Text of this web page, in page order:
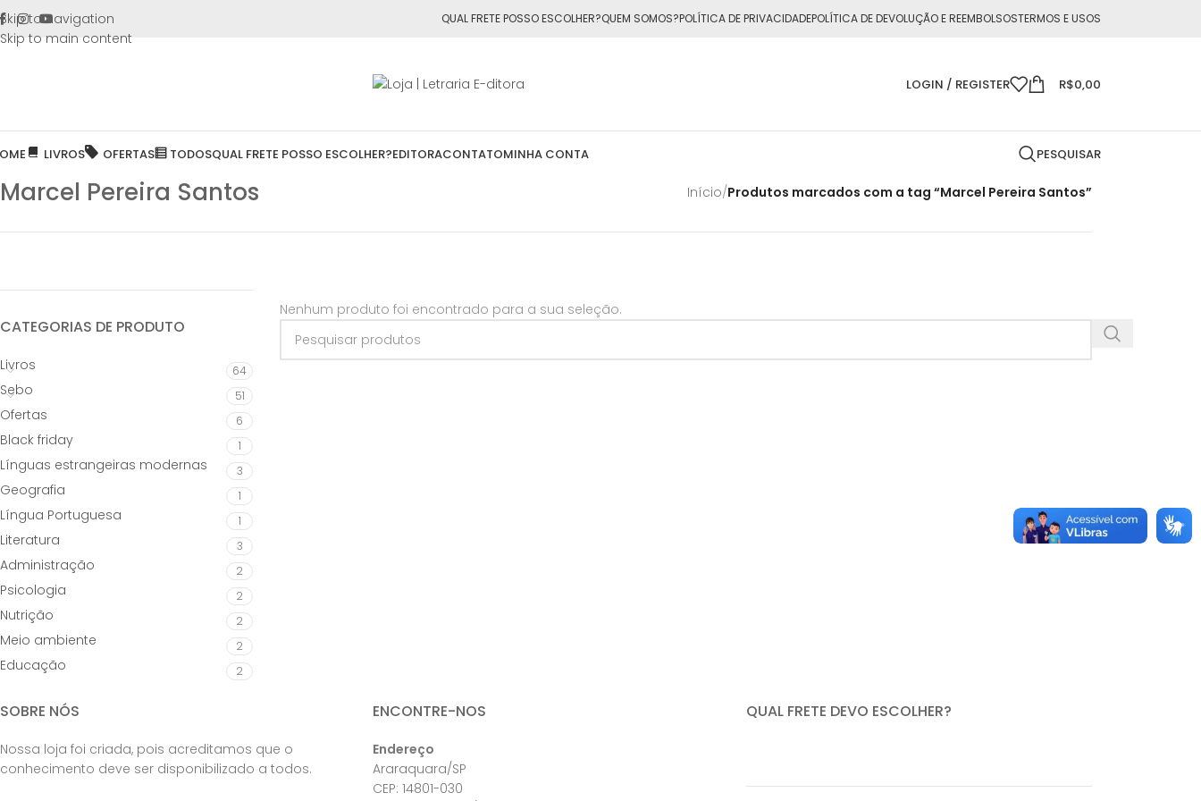
Skip to navigation
Skip to main content
para todo o Brasil nas compras acima de R$50,00
QUAL FRETE POSSO ESCOLHER?QUEM SOMOS?POLÍTICA DE PRIVACIDADEPOLÍTICA DE DEVOLUÇÃO E REEMBOLSOSTERMOS E USOS
LOGIN / REGISTER R$0,00
LIVROS OFERTAS TODOSQUAL FRETE POSSO ESCOLHER?EDITORACONTATOMINHA CONTA PESQUISAR
Marcel Pereira Santos Início/Produtos marcados com a tag “Marcel Pereira Santos”
CATEGORIAS DE PRODUTO
Livros 64
Sebo 51
Ofertas 6
Black friday 1
Línguas estrangeiras modernas 3
Geografia 1
Língua Portuguesa 1
Literatura 3
Administração 2
Psicologia 2
Nutrição 2
Meio ambiente 2
Educação 2
Nenhum produto foi encontrado para a sua seleção.
SOBRE NÓS
Nossa loja foi criada, pois acreditamos que o
conhecimento deve ser disponibilizado a todos.
ENCONTRE-NOS
Endereço
Araraquara/SP
CEP: 14801-030
QUAL FRETE DEVO ESCOLHER?